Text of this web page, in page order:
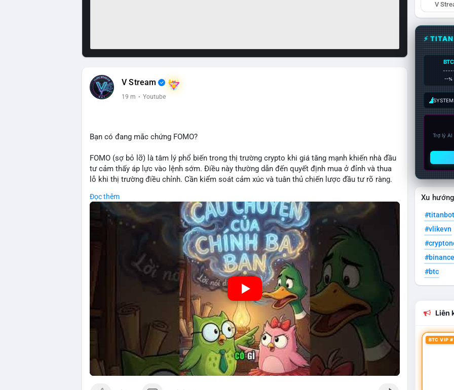
V Stream
19 m · Youtube
Bạn có đang mắc chứng FOMO?
FOMO (sợ bỏ lỡ) là tâm lý phổ biến trong thị trường crypto khi giá tăng mạnh khiến nhà đầu
tư cảm thấy áp lực vào lệnh sớm. Điều này thường dẫn đến quyết định mua ở đỉnh và thua
lỗ khi thị trường điều chỉnh. Cần kiểm soát cảm xúc và tuân thủ chiến lược đầu tư rõ ràng.
🎥 Xem video trực tiếp tại:
Nguồn: Cú Thông Thái
Đọc thêm
V
⚡
BTC
--%
Trợ lý
Xu
#titanbot
#vlikevn
#btc
Liên
BTC VIP